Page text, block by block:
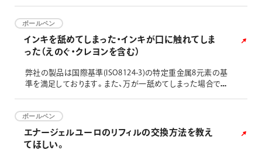
ボールペン
インキを舐めてしまった・インキが口に触れてしま
った（えのぐ・クレヨンを含む）
弊社の製品は国際基準(ISO8124-3)の特定重金属8元素の基
準を満足しております。また、万が一舐めてしまった場合で
ご相談ください。 なお、食品向けの製品ではございませんの
で、口に触れる可能性のある用途にはお薦めしておりませ
ん。 非推奨の筆記対象：食器 布巾 食品用ラップフィル
ボールペン
エナージェルユーロのリフィルの交換方法を教え
てほしい。